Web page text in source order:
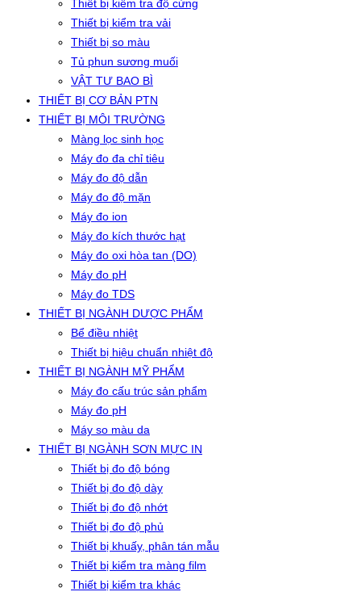
Thiết bị kiểm tra độ cứng
Thiết bị kiểm tra vải
Thiết bị so màu
Tủ phun sương muối
VẬT TƯ BAO BÌ
THIẾT BỊ CƠ BẢN PTN
THIẾT BỊ MÔI TRƯỜNG
Màng lọc sinh học
Máy đo đa chỉ tiêu
Máy đo độ dẫn
Máy đo độ mặn
Máy đo ion
Máy đo kích thước hạt
Máy đo oxi hòa tan (DO)
Máy đo pH
Máy đo TDS
THIẾT BỊ NGÀNH DƯỢC PHẨM
Bể điều nhiệt
Thiết bị hiệu chuẩn nhiệt độ
THIẾT BỊ NGÀNH MỸ PHẨM
Máy đo cấu trúc sản phẩm
Máy đo pH
Máy so màu da
THIẾT BỊ NGÀNH SƠN MỰC IN
Thiết bị đo độ bóng
Thiết bị đo độ dày
Thiết bị đo độ nhớt
Thiết bị đo độ phủ
Thiết bị khuấy, phân tán mẫu
Thiết bị kiểm tra màng film
Thiết bị kiểm tra khác